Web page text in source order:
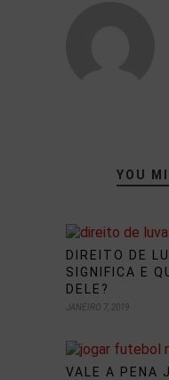
YOU
DIREITO DE
SIGNIFICA E
DELE?
JANEIRO 7, 2019
VALE A PENA